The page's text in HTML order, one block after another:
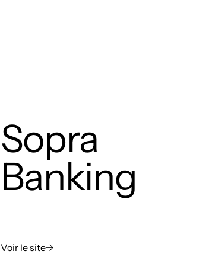
Sopra
Banking
Voir le site→